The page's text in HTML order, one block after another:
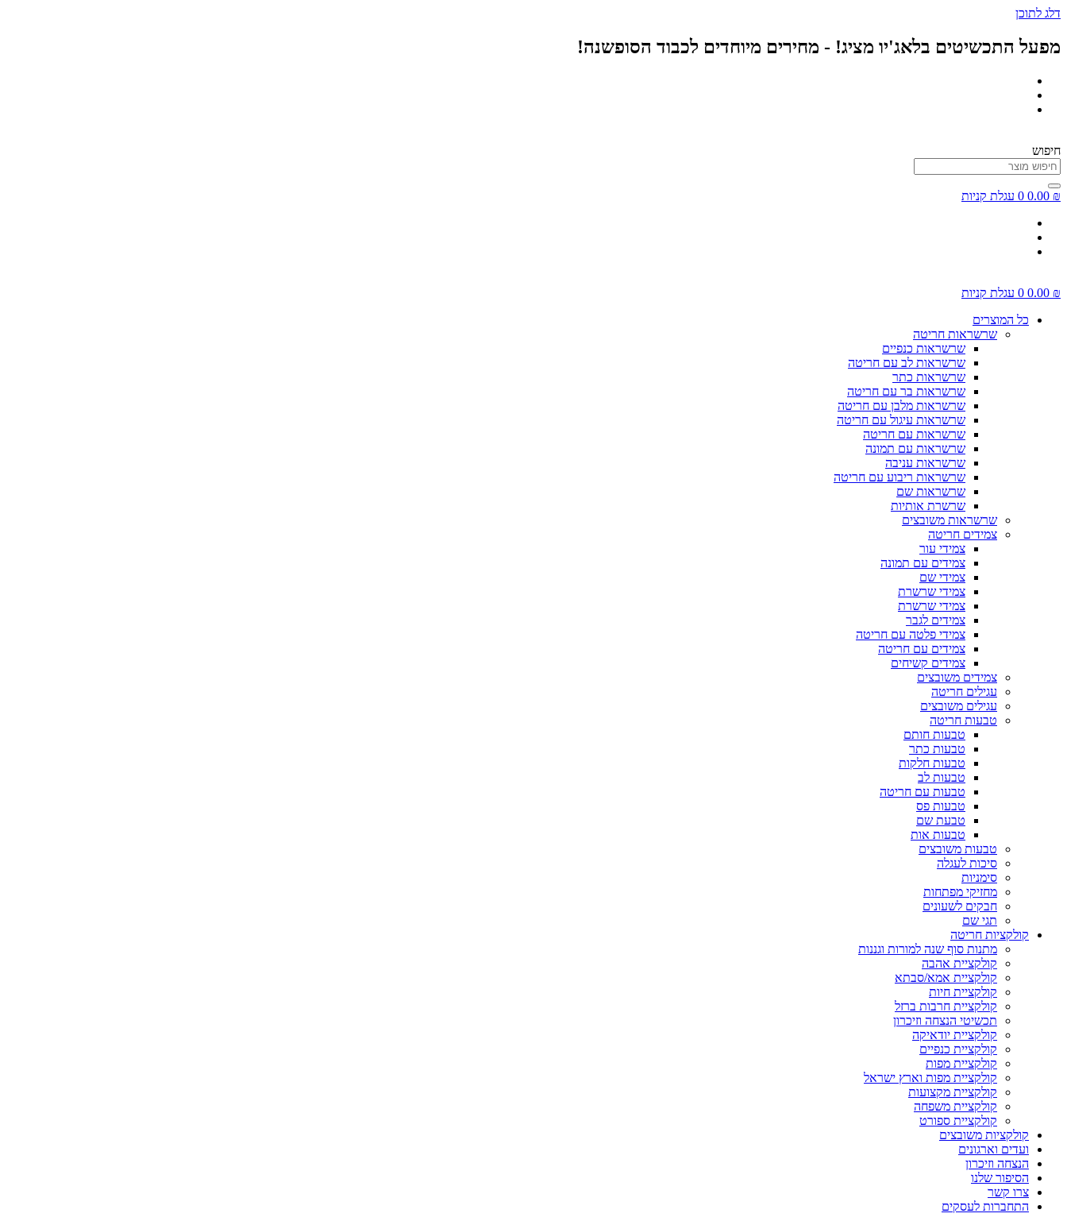
דלג לתוכן
מפעל התכשיטים בלאג'יו מציג! - מחירים מיוחדים לכבוד הסופשנה!
חיפוש
0.00 ₪
0 עגלת קניות
0.00 ₪
0 עגלת קניות
כל המוצרים
שרשראות חריטה
שרשראות כנפיים
שרשראות לב עם חריטה
שרשראות כתר
שרשראות בר עם חריטה
שרשראות מלבן עם חריטה
שרשראות עיגול עם חריטה
שרשראות עם חריטה
שרשראות עם תמונה
שרשראות עניבה
שרשראות ריבוע עם חריטה
שרשראות שם
שרשרת אותיות
שרשראות משובצים
צמידים חריטה
צמידי עור
צמידים עם תמונה
צמידי שם
צמידי שרשרת
צמידי שרשרת
צמידים לגבר
צמידי פלטה עם חריטה
צמידים עם חריטה
צמידים קשיחים
צמידים משובצים
עגילים חריטה
עגילים משובצים
טבעות חריטה
טבעות חותם
טבעות כתר
טבעות חלקות
טבעות לב
טבעות עם חריטה
טבעות פס
טבעת שם
טבעות אות
טבעות משובצים
סיכות לעגלה
סימניות
מחזיקי מפתחות
חבקים לשעונים
תגי שם
קולקציות חריטה
מתנות סוף שנה למורות וגננות
קולקציית אהבה
קולקציית אמא/סבתא
קולקציית חיות
קולקציית חרבות ברזל
תכשיטי הנצחה וזיכרון
קולקציית יודאיקה
קולקציית כנפיים
קולקציית מפות
קולקציית מפות וארץ ישראל
קולקציית מקצועות
קולקציית משפחה
קולקציית ספורט
קולקציות משובצים
ועדים וארגונים
הנצחה וזיכרון
הסיפור שלנו
צרו קשר
התחברות לעסקים